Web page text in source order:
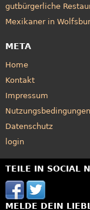
gutbürgerliche
Mexikaner in
META
Home
Kontakt
Impressum
Nutzungsbedingungen
Datenschutz
login
TEILE IN SOCIAL
MELDE DEIN